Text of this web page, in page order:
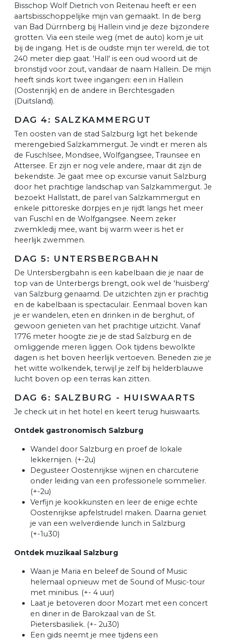
Bisschop Wolf Dietrich von Reitenau heeft er een
aartsbisschoppelijke mijn van gemaakt. In de berg
van Bad Dürrnberg bij Hallein vind je deze bijzondere
grotten. Via een steile weg (met de auto) kom je uit
bij de ingang. Het is de oudste mijn ter wereld, die tot
240 meter diep gaat. 'Hall' is een oud woord uit de
bronstijd voor zout, vandaar de naam Hallein. De mijn
heeft sinds kort twee ingangen: een in Hallein
(Oostenrijk) en de andere in Berchtesgaden
(Duitsland).
DAG 4: SALZKAMMERGUT
Ten oosten van de stad Salzburg ligt het bekende
merengebied Salzkammergut. Je vindt er meren als
de Fuschlsee, Mondsee, Wolfgangsee, Traunsee en
Attersee. Er zijn er nog vele andere, maar dit zijn de
bekendste. Je gaat mee op excursie vanuit Salzburg
door het prachtige landschap van Salzkammergut. Je
bezoekt Hallstatt, de parel van Salzkammergut en
enkele pittoreske dorpjes en je rijdt langs het meer
van Fuschl en de Wolfgangsee. Neem zeker
zwemkledij mee, want bij warm weer is het er
heerlijk zwemmen.
DAG 5: UNTERSBERGBAHN
De Untersbergbahn is een kabelbaan die je naar de
top van de Unterbergs brengt, ook wel de 'huisberg'
van Salzburg genaamd. De uitzichten zijn er prachtig
en de kabelbaan is spectaculair. Eenmaal boven kan
je er wandelen, eten en drinken in de berghut, of
gewoon genieten van het prachtige uitzicht. Vanaf
1776 meter hoogte zie je de stad Salzburg en de
omliggende meren liggen. Ook tijdens bewolkte
dagen is het boven heerlijk vertoeven. Beneden zie je
het witte wolkendek, terwijl je zelf bij helderblauwe
lucht boven op een terras kan zitten.
DAG 6: SALZBURG - HUISWAARTS
Je check uit in het hotel en keert terug huiswaarts.
Ontdek gastronomisch Salzburg
Wandel door Salzburg en proef de lokale
lekkernijen. (+-2u)
Degusteer Oostenrijkse wijnen en charcuterie
onder leiding van een professionele sommelier.
(+-2u)
Verfijn je kookkunsten en leer de enige echte
Oostenrijkse apfelstrudel maken. Daarna geniet
je van een welverdiende lunch in Salzburg
(+-1u30)
Ontdek muzikaal Salzburg
Waan je Maria en beleef de Sound of Music
helemaal opnieuw met de Sound of Music-tour
met minibus. (+- 4 uur)
Laat je betoveren door Mozart met een concert
en diner in de Barokzaal van de St.
Pietersbasiliek. (+- 2u30)
Een gids neemt je mee tijdens een